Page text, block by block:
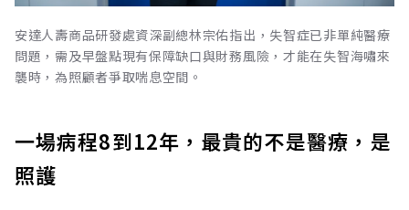
安達人壽商品研發處資深副總林宗佑指出，失智症已非單純醫療
問題，需及早盤點現有保障缺口與財務風險，才能在失智海嘯來
襲時，為照顧者爭取喘息空間。
一場病程8到12年，最貴的不是醫療，是
照護